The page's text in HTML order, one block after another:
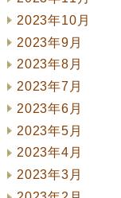
2023年10月
2023年9月
2023年8月
2023年7月
2023年6月
2023年5月
2023年4月
2023年3月